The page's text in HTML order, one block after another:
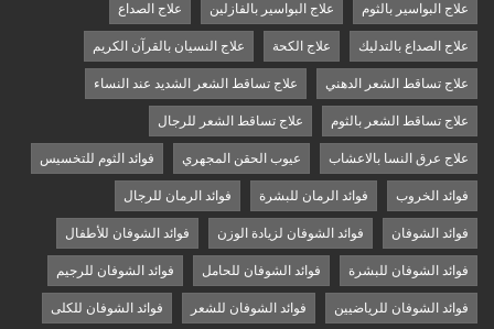
علاج البواسير بالثوم علاج البواسير بالفازلين علاج الصداع
علاج الصداع بالتدليك علاج الكحة علاج النسيان بالقرآن الكريم
علاج تساقط الشعر الدهني علاج تساقط الشعر الشديد عند النساء
علاج تساقط الشعر بالثوم علاج تساقط الشعر للرجال
علاج عرق النسا بالاعشاب عيوب الحقن المجهري فوائد الثوم للتخسيس
فوائد الخروب فوائد الرمان للبشرة فوائد الرمان للرجال
فوائد الشوفان فوائد الشوفان لزيادة الوزن فوائد الشوفان للأطفال
فوائد الشوفان للبشرة فوائد الشوفان للحامل فوائد الشوفان للرجيم
فوائد الشوفان للرياضيين فوائد الشوفان للشعر فوائد الشوفان للكلى